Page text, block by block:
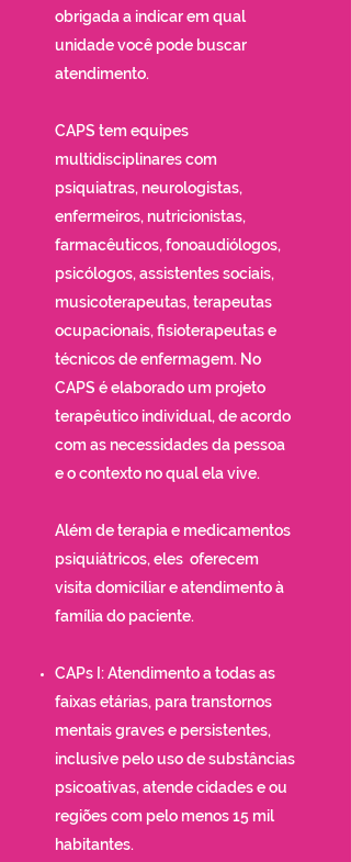
obrigada a indicar em qual
unidade você pode buscar
atendimento.
CAPS tem equipes
multidisciplinares com
psiquiatras, neurologistas,
enfermeiros, nutricionistas,
farmacêuticos, fonoaudiólogos,
psicólogos, assistentes sociais,
musicoterapeutas, terapeutas
ocupacionais, fisioterapeutas e
técnicos de enfermagem. No
CAPS é elaborado um projeto
terapêutico individual, de acordo
com as necessidades da pessoa
e o contexto no qual ela vive.
Além de terapia e medicamentos
psiquiátricos, eles oferecem
visita domiciliar e atendimento à
família do paciente.
CAPs I: Atendimento a todas as
faixas etárias, para transtornos
mentais graves e persistentes,
inclusive pelo uso de substâncias
psicoativas, atende cidades e ou
regiões com pelo menos 15 mil
habitantes.